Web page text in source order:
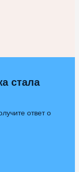
стала
ответ о